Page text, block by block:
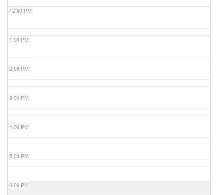
12:00 PM
1:00 PM
2:00 PM
3:00 PM
4:00 PM
5:00 PM
6:00 PM